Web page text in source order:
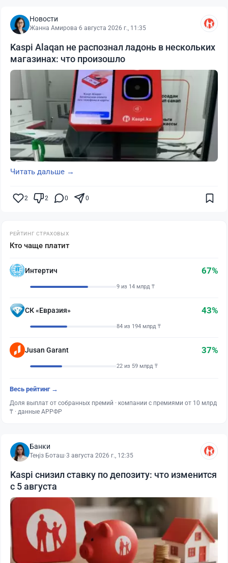
Новости
Жанна Амирова·6 августа 2026 г., 11:35
Kaspi Alaqan не распознал ладонь в нескольких
магазинах: что произошло
Читать дальше →
2 2 0 0
РЕЙТИНГ СТРАХОВЫХ
Кто чаще платит
Интертич 67%
9 из 14 млрд ₸
СК «Евразия» 43%
84 из 194 млрд ₸
Jusan Garant 37%
22 из 59 млрд ₸
Весь рейтинг →
Доля выплат от собранных премий · компании с премиями от 10 млрд
₸ · данные АРРФР
Банки
Теңіз Боташ·3 августа 2026 г., 12:35
Kaspi снизил ставку по депозиту: что изменится
с 5 августа